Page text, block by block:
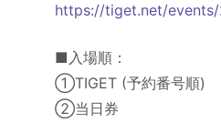
https://tiget.net/
■入場順：
①TIGET (予約番号順)
②当日券